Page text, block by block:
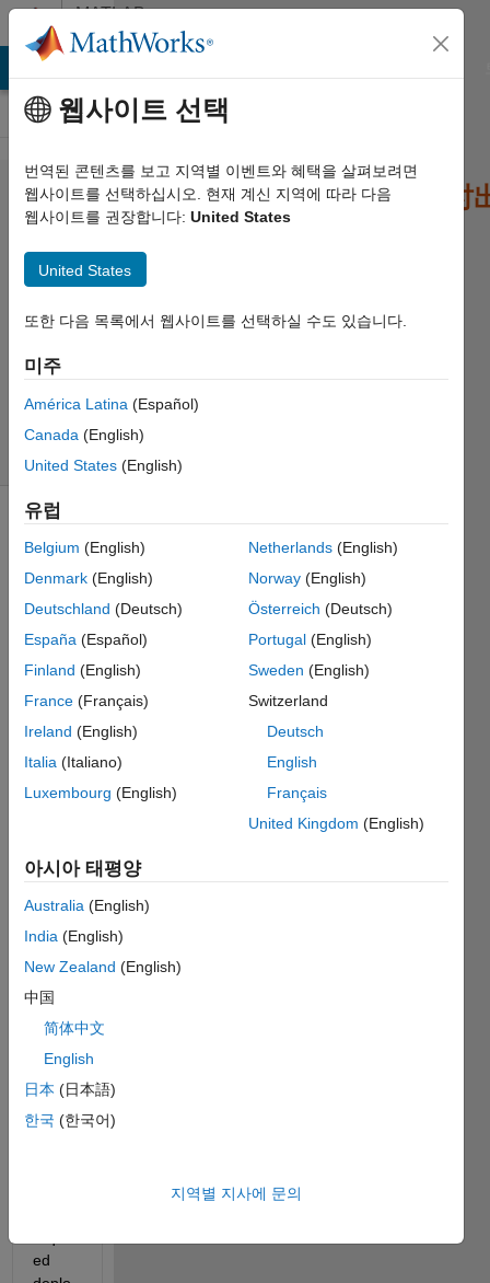
콘텐츠로 바로 가기
MATLAB
Answers
MATLAB打包APP为独立的exe文件时
2022 7월
1 답변
업데이트
시간: 2024
9월 20
조회 수:
Comp
versio
n: 8.0
(R202
Depe
y
analy
sis by
UIRE
MEN
TS.
Error
ed
웹사이트 선택
번역된 콘텐츠를 보고 지역별 이벤트와 혜택을 살펴보려면
웹사이트를 선택하십시오. 현재 계신 지역에 따라 다음
웹사이트를 권장합니다: United States
United States
또한 다음 목록에서 웹사이트를 선택하실 수도 있습니다.
미주
América Latina (Español)
Canada (English)
United States (English)
유럽
Belgium (English)
Denmark (English)
Deutschland (Deutsch)
España (Español)
Finland (English)
France (Français)
Ireland (English)
Italia (Italiano)
Luxembourg (English)
Netherlands(English)
Norway(English)
Österreich (Deutsch)
Portugal(English)
Sweden (English)
Switzerland
Deutsch
English
Français
United Kingdom (English)
아시아 태평양
Australia (English)
India (English)
New Zealand (English)
中国
简体中文
English
日本 (日本語)
한국 (한국어)
지역별 지사에 문의